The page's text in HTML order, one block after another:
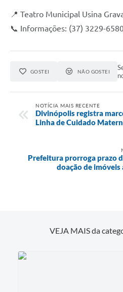
📍 Teatro Municipal Usina
📞 Informações: (37) 3229-
GOSTEI NÃO GOSTEI
NOTÍCIA MAIS RECENTE
Divinópolis registra
Linha de Cuidado
Prefeitura prorroga prazo
doação de
VEJA MAIS da